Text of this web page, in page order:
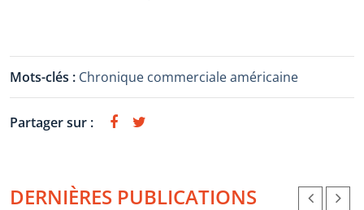
Mots-clés : Chronique commerciale américaine
Partager sur :
DERNIÈRES PUBLICATIONS